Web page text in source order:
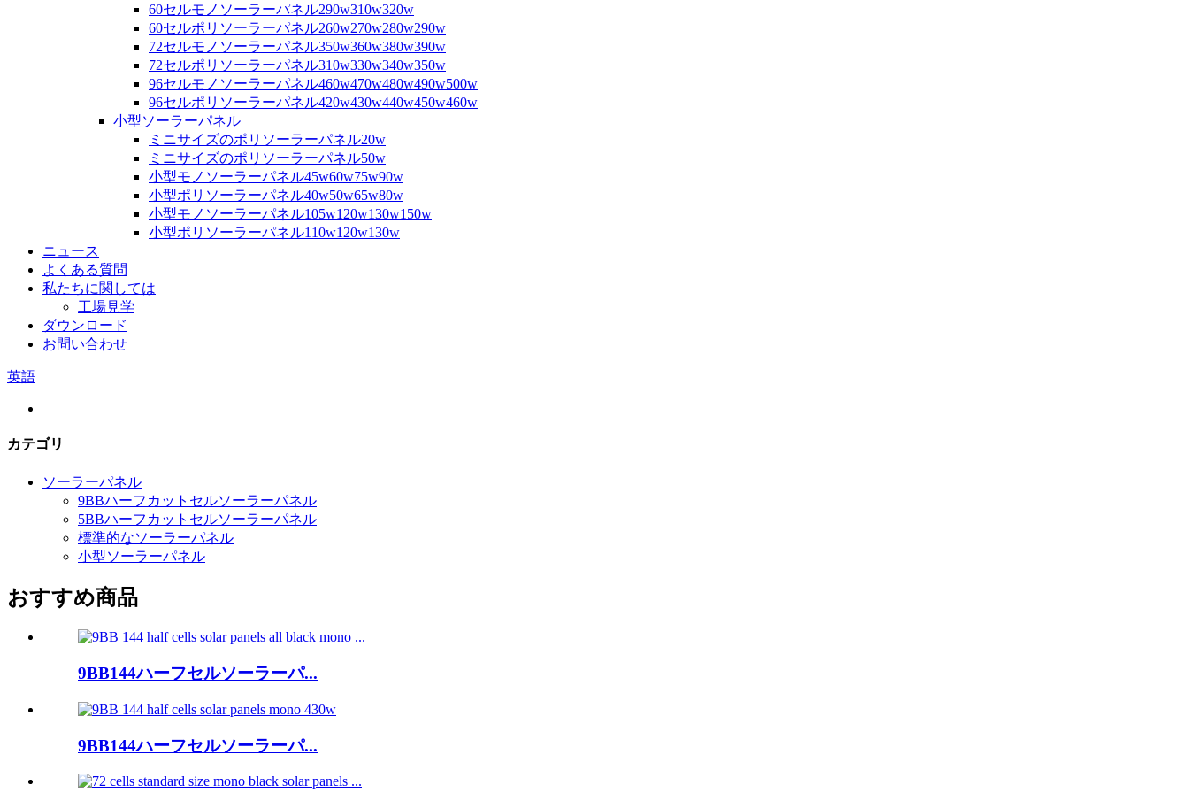
60セルモノソーラーパネル290w310w320w
60セルポリソーラーパネル260w270w280w290w
72セルモノソーラーパネル350w360w380w390w
72セルポリソーラーパネル310w330w340w350w
96セルモノソーラーパネル460w470w480w490w500w
96セルポリソーラーパネル420w430w440w450w460w
小型ソーラーパネル
ミニサイズのポリソーラーパネル20w
ミニサイズのポリソーラーパネル50w
小型モノソーラーパネル45w60w75w90w
小型ポリソーラーパネル40w50w65w80w
小型モノソーラーパネル105w120w130w150w
小型ポリソーラーパネル110w120w130w
ニュース
よくある質問
私たちに関しては
工場見学
ダウンロード
お問い合わせ
英語
カテゴリ
ソーラーパネル
9BBハーフカットセルソーラーパネル
5BBハーフカットセルソーラーパネル
標準的なソーラーパネル
小型ソーラーパネル
おすすめ商品
9BB144ハーフセルソーラーパ...
9BB144ハーフセルソーラーパ...